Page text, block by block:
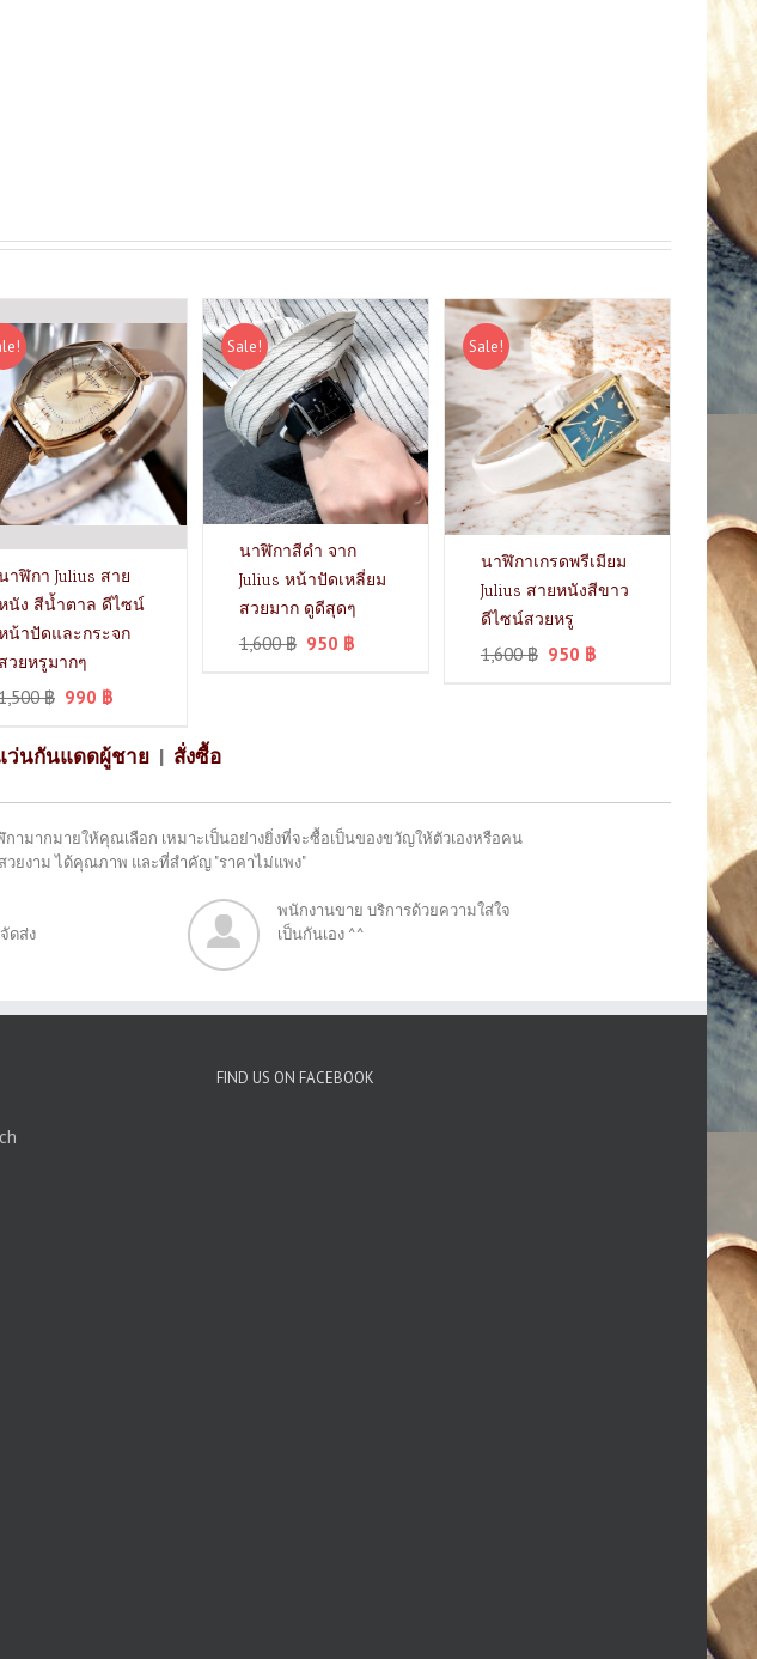
าฬิกา Julius สาย
นัง สีน้ำตาล ดีไซน์
น้าปัดและกระจก
สวยหรูมากๆ
฿ 990 ฿
Sale!
นาฬิกาสีดำ จาก
Julius หน้าปัดเหลี่ยม
สวยมาก ดูดีสุดๆ
1,600฿ 950 ฿
Sale!
นาฬิกาเกรดพรีเมียม
Julius สายหนังสีขาว
ดีไซน์สวยหรู
1,600฿ 950 ฿
ว่นกันแดดผู้ชาย | สั่งซื้อ
มากมายให้คุณเลือก เหมาะเป็นอย่างยิ่งที่จะซื้อเป็นของขวัญให้ตัวเองหรือคน
วยงาม ได้คุณภาพ และที่สำคัญ "ราคาไม่แพง"
ดส่ง
พนักงานขาย บริการด้วยความใส่ใจ
เป็นกันเอง ^^
FIND US ON FACEBOOK